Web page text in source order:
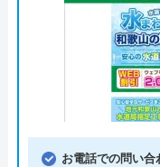
お電話での問い合